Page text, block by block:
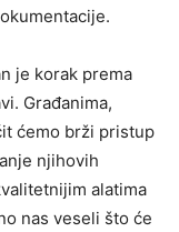
je korak prema
Građanima,
ćemo brži pristup
njihovih
alatima
nas veseli što će